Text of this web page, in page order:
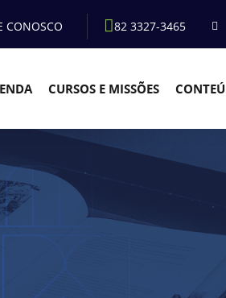
CONOSCO 82 3327-3465
CURSOS E MISSÕES